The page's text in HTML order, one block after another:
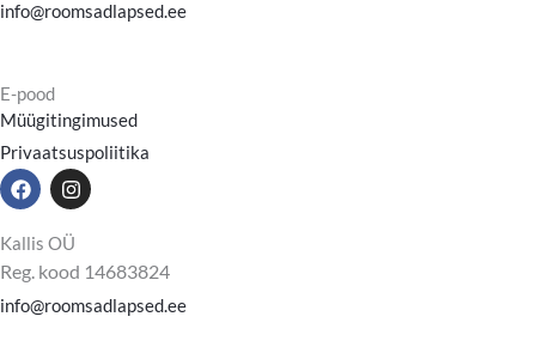
info@roomsadlapsed.ee
E-pood
Müügitingimused
Privaatsuspoliitika
F
a
e
o
o
k
I
n
t
a
g
r
a
Kallis OÜ
Reg. kood 14683824
info@roomsadlapsed.ee